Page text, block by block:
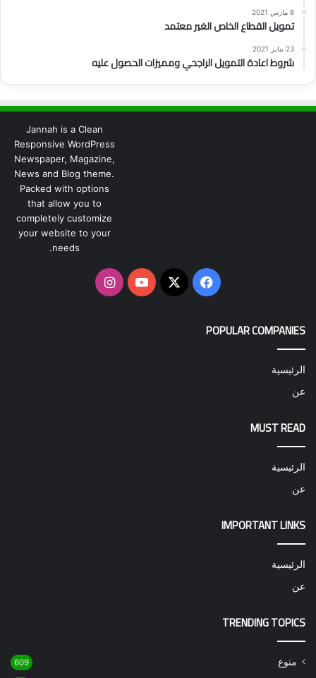
8 مارس 2021
تمويل القطاع الخاص الغير معتمد
23 يناير 2021
شروط اعادة التمويل الراجحي ومميزات الحصول عليه
Jannah is a Clean
Responsive WordPress
Newspaper, Magazine,
News and Blog theme.
Packed with options
that allow you to
completely customize
your website to your
needs.
فيسبوك
‫X
‫YouTubeانستقرام
POPULAR COMPANIES
الرئيسية
عن
MUST READ
الرئيسية
عن
IMPORTANT LINKS
الرئيسية
عن
TRENDING TOPICS
منوع 609